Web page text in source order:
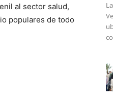
al sector salud,
populares de todo